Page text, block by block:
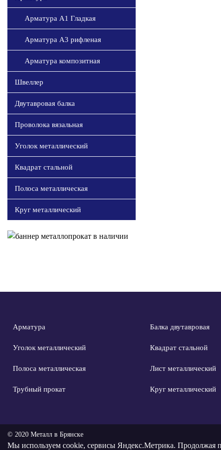
Арматура А1 Гладкая
Арматура А3 рифленая
Арматура композитная
Швеллер
Двутавровая балка
Проволока вязальная
Уголок металлический
Квадрат стальной
Полоса металлическая
Круг металлический
Арматура Балка двутавровая
Уголок металлический Квадрат стальной
Полоса металлическая Лист металлический
Трубный прокат Круг металлический
© 2020 Металл в Брянске
Мы используем cookie, сервисы Яндекс.Метрика. Продолжая